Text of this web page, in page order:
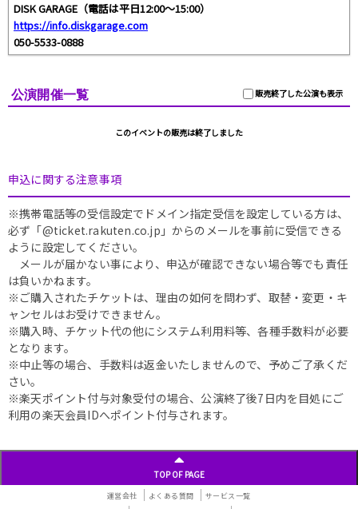
DISK GARAGE（電話は平日12:00～15:00）
https://info.diskgarage.com
050-5533-0888
販売終了した公演も表示
公演開催一覧
このイベントの販売は終了しました
申込に関する注意事項
※携帯電話等の受信設定でドメイン指定受信を設定している方は、
必ず「@ticket.rakuten.co.jp」からのメールを事前に受信できる
ように設定してください。
メールが届かない事により、申込が確認できない場合等でも責任
は負いかねます。
※ご購入されたチケットは、理由の如何を問わず、取替・変更・キ
ャンセルはお受けできません。
※購入時、チケット代の他にシステム利用料等、各種手数料が必要
となります。
※中止等の場合、手数料は返金いたしませんので、予めご了承くだ
さい。
※楽天ポイント付与対象受付の場合、公演終了後7日内を目処にご
利用の楽天会員IDへポイント付与されます。
TOP OF PAGE
運営会社 よくある質問
サービス一覧